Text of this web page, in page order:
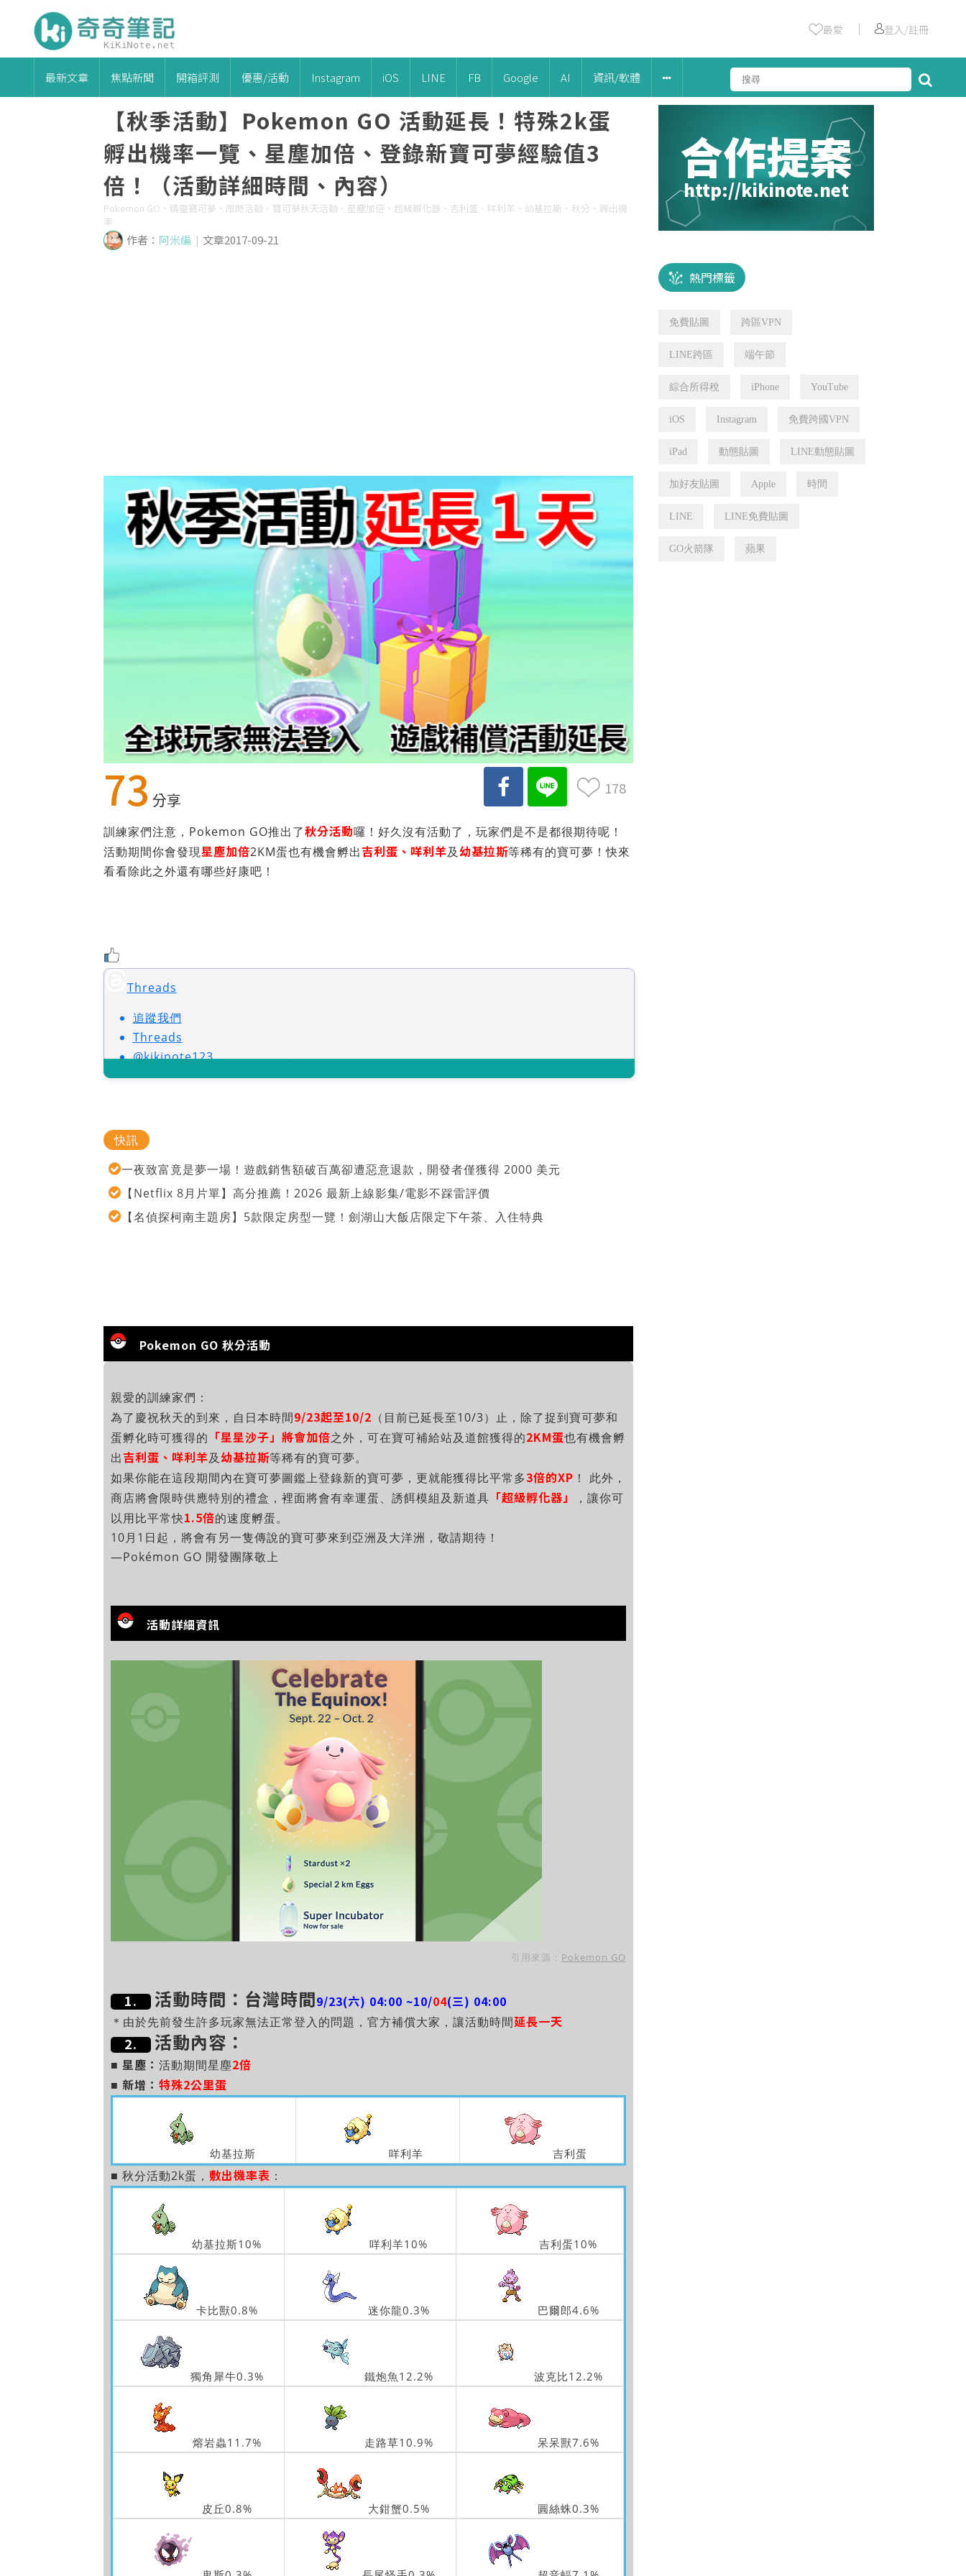
最愛 ｜ 登入/註冊
最新文章 焦點新聞 開箱評測 優惠/活動 Instagram iOS LINE FB Google AI 資訊/軟體
合作提案
http://kikinote.net
熱門標籤
免費貼圖 跨區VPN
LINE跨區 端午節
綜合所得稅 iPhone YouTube
iOS Instagram 免費跨國VPN
iPad 動態貼圖 LINE動態貼圖
加好友貼圖 Apple 時間
LINE LINE免費貼圖
GO火箭隊 蘋果
【秋季活動】Pokemon GO 活動延長！特殊2k蛋
孵出機率一覽、星塵加倍、登錄新寶可夢經驗值3
倍！（活動詳細時間、內容）
Pokemon GO、精靈寶可夢、限時活動、寶可夢秋天活動、星塵加倍、超級孵化器、吉利蛋、咩利羊、幼基拉斯、秋分、孵出機
率
作者： 阿米編 | 文章2017-09-21
73 分享
178
訓練家們注意，Pokemon GO推出了秋分活動囉！好久沒有活動了，玩家們是不是都很期待呢！
活動期間你會發現星塵加倍2KM蛋也有機會孵出吉利蛋、咩利羊及 幼基拉斯等稀有的寶可夢！快來
看看除此之外還有哪些好康吧！
Threads
追蹤我們
Threads
@kikinote123
快訊
一夜致富竟是夢一場！遊戲銷售額破百萬卻遭惡意退款，開發者僅獲得 2000 美元
【Netflix 8月片單】高分推薦！2026 最新上線影集/電影不踩雷評價
【名偵探柯南主題房】5款限定房型一覽！劍湖山大飯店限定下午茶、入住特典
Pokemon GO 秋分活動
親愛的訓練家們：
為了慶祝秋天的到來，自日本時間9/23起至10/2 （目前已延長至10/3）止，除了捉到寶可夢和
蛋孵化時可獲得的 「星星沙子」將會加倍之外，可在寶可補給站及道館獲得的2KM蛋也有機會孵
出吉利蛋、咩利羊及 幼基拉斯等稀有的寶可夢。
如果你能在這段期間內在寶可夢圖鑑上登錄新的寶可夢，更就能獲得比平常多3倍的XP ！ 此外，
商店將會限時供應特別的禮盒，裡面將會有幸運蛋、誘餌模組及新道具 「超級孵化器」
，讓你可
以用比平常快1.5倍的速度孵蛋。
10月1日起，將會有另一隻傳說的寶可夢來到亞洲及大洋洲，敬請期待！
—Pokémon GO 開發團隊敬上
活動詳細資訊
引用來源： Pokemon GO
1. 活動時間：台灣時間9/23(六) 04:00 ~10/04(三) 04:00
＊由於先前發生許多玩家無法正常登入的問題，官方補償大家，讓活動時間延長一天
2. 活動內容：
■ 星塵： 活動期間星塵2倍
■ 新增： 特殊2公里蛋
幼基拉斯 咩利羊 吉利蛋
■ 秋分活動2k蛋， 敷出機率表 ：
幼基拉斯10% 咩利羊10% 吉利蛋10%
卡比獸0.8% 迷你龍0.3% 巴爾郎4.6%
獨角犀牛0.3% 鐵炮魚12.2% 波克比12.2%
熔岩蟲11.7% 走路草10.9% 呆呆獸7.6%
皮丘0.8% 大鉗蟹0.5% 圓絲蛛0.3%